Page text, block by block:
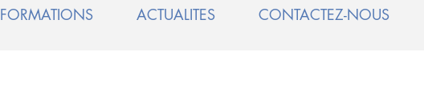
FORMATIONS ACTUALITES CONTACTEZ-NOUS